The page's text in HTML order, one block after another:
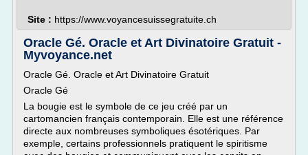
Site : https://www.voyancesuissegratuite.ch
Oracle Gé. Oracle et Art Divinatoire Gratuit -
Myvoyance.net
Oracle Gé. Oracle et Art Divinatoire Gratuit
Oracle Gé
La bougie est le symbole de ce jeu créé par un
cartomancien français contemporain. Elle est une référence
directe aux nombreuses symboliques ésotériques. Par
exemple, certains professionnels pratiquent le spiritisme